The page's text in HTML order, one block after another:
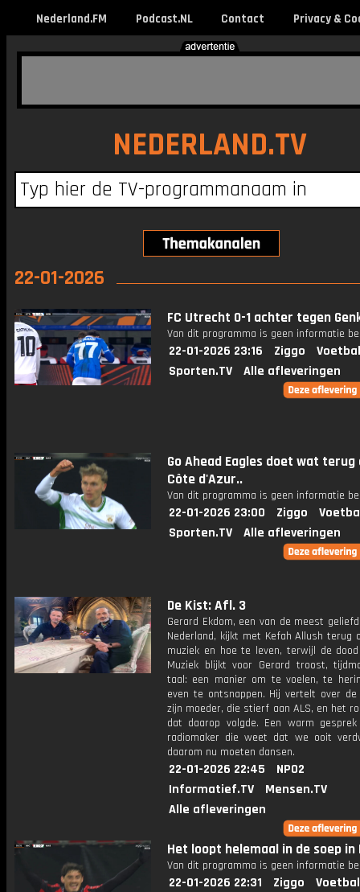
Nederland.FM Podcast.NL Contact Privacy &
NEDERLAND.TV
22-01-2026
FC Utrecht 0-1 achter tegen
Van dit programma is geen informatie
22-01-2026 23:16 Ziggo
Sporten.TV
Alle afleveringen
Go Ahead Eagles doet wat terug
Côte d'Azur..
Van dit programma is geen informatie
22-01-2026 23:00 Ziggo
Sporten.TV
Alle afleveringen
De Kist: Afl. 3
Gerard Ekdom, een van de meest
Nederland, kijkt met Kefah Allush terug
muziek en hoe te leven, terwijl de
Muziek blijkt voor Gerard troost,
taal: een manier om te voelen, te
even te ontsnappen. Hij vertelt over de
zijn moeder, die stierf aan ALS, en het
dat daarop volgde. Een warm
radiomaker die weet dat we ooit
daarom nu moeten dansen.
22-01-2026 22:45
NPO2
Informatief.TV
Mensen.TV
Alle afleveringen
Het loopt helemaal in de soep in
Van dit programma is geen informatie
22-01-2026 22:31 Ziggo